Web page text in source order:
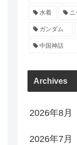
水着 ニ
ガンダム
中国神話
Archives
2026年8月
2026年7月